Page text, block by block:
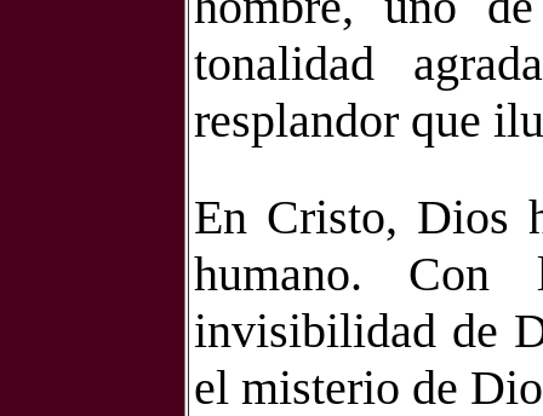
tonalidad
resplandor que
En Cristo, Dios
humano. Con
invisibilidad de
el misterio de